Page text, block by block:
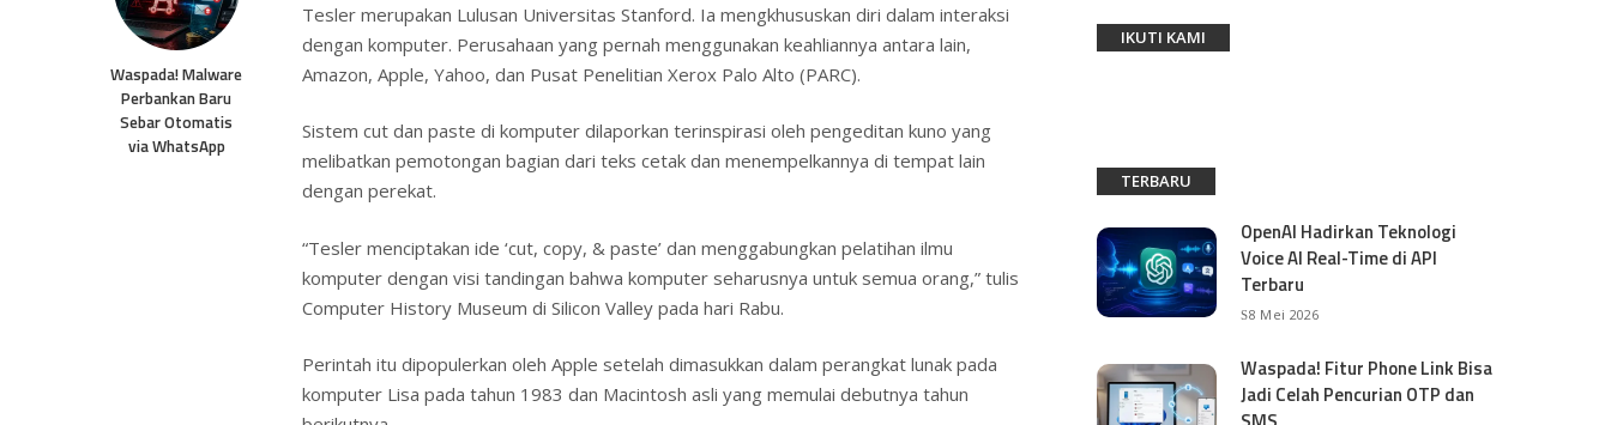
Waspada! Malware
Perbankan Baru
Sebar Otomatis
via WhatsApp
Tesler merupakan Lulusan Universitas Stanford. Ia mengkhususkan diri dalam interaksi
dengan komputer. Perusahaan yang pernah menggunakan keahliannya antara lain,
Amazon, Apple, Yahoo, dan Pusat Penelitian Xerox Palo Alto (PARC).
Sistem cut dan paste di komputer dilaporkan terinspirasi oleh pengeditan kuno yang
melibatkan pemotongan bagian dari teks cetak dan menempelkannya di tempat lain
dengan perekat.
“Tesler menciptakan ide ‘cut, copy, & paste’ dan menggabungkan pelatihan ilmu
komputer dengan visi tandingan bahwa komputer seharusnya untuk semua orang,” tulis
Computer History Museum di Silicon Valley pada hari Rabu.
Perintah itu dipopulerkan oleh Apple setelah dimasukkan dalam perangkat lunak pada
komputer Lisa pada tahun 1983 dan Macintosh asli yang memulai debutnya tahun
IKUTI KAMI
TERBARU
OpenAI Hadirkan Teknologi
Voice AI Real-Time di API
Terbaru
8 Mei 2026
Waspada! Fitur Phone Link Bisa
Jadi Celah Pencurian OTP dan